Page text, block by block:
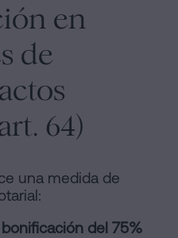
en
de
64)
una medida de
bonificación del 75%